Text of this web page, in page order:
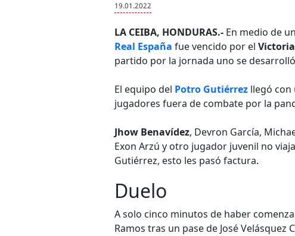
19.01.2022
LA CEIBA, HONDURAS.- En medio de
Real España fue vencido por el Victoria
partido por la jornada uno se
El equipo del Potro Gutiérrez llegó con
jugadores fuera de combate por la
Jhow Benavídez, Devron García,
Exon Arzú y otro jugador juvenil no
Gutiérrez, esto les pasó factura.
Duelo
A solo cinco minutos de haber
Ramos tras un pase de José Velásquez